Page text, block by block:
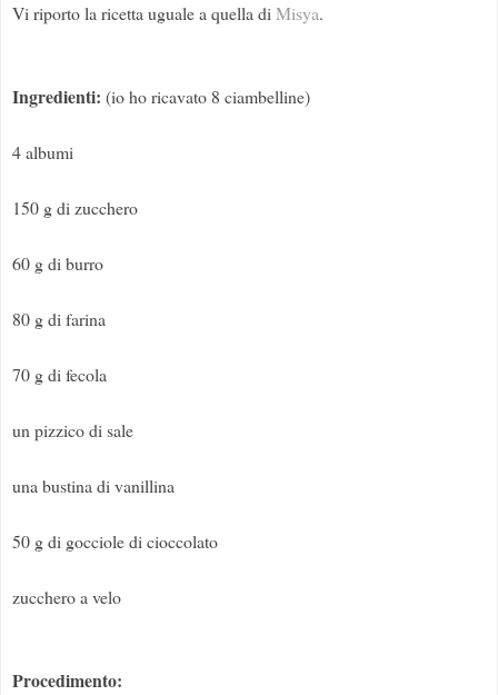
Vi riporto la ricetta uguale a quella diMisya.
Ingredienti: (io ho ricavato 8 ciambelline)
4 albumi
150 g di zucchero
60 g di burro
80 g di farina
70 g di fecola
un pizzico di sale
una bustina di vanillina
50 g di gocciole di cioccolato
zucchero a velo
Procedimento: